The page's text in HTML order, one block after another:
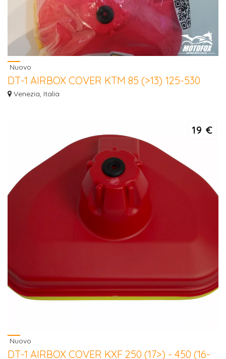
Nuovo
DT-1 AIRBOX COVER KTM 85 (>13) 125-530
98/15
Venezia, Italia
19 €
Nuovo
DT-1 AIRBOX COVER KXF 250 (17>) - 450 (16-